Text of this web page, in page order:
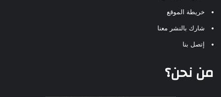
خريطة الموقع
شارك بالنشر معنا
إتصل بنا
من نحن؟